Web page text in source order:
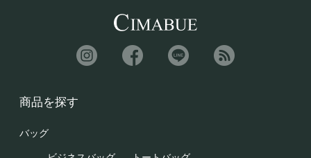
商品を探す
バッグ